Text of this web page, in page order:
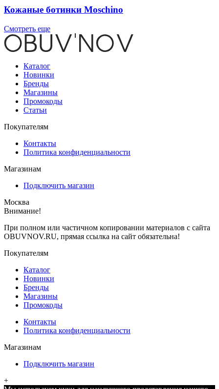
Кожаные ботинки Moschino
Смотреть еще
Каталог
Новинки
Бренды
Магазины
Промокоды
Статьи
Покупателям
Контакты
Политика конфиденциальности
Магазинам
Подключить магазин
Москва
Внимание!
При полном или частичном копировании материалов с сайта
OBUVNOV.RU, прямая ссылка на сайт обязательна!
Покупателям
Каталог
Новинки
Бренды
Магазины
Промокоды
Контакты
Политика конфиденциальности
Магазинам
Подключить магазин
+